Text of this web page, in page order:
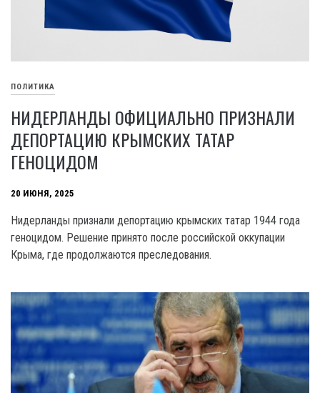
ПОЛИТИКА
НИДЕРЛАНДЫ ОФИЦИАЛЬНО ПРИЗНАЛИ
ДЕПОРТАЦИЮ КРЫМСКИХ ТАТАР
ГЕНОЦИДОМ
20 ИЮНЯ, 2025
Нидерланды признали депортацию крымских татар 1944 года
геноцидом. Решение принято после российской оккупации
Крыма, где продолжаются преследования.